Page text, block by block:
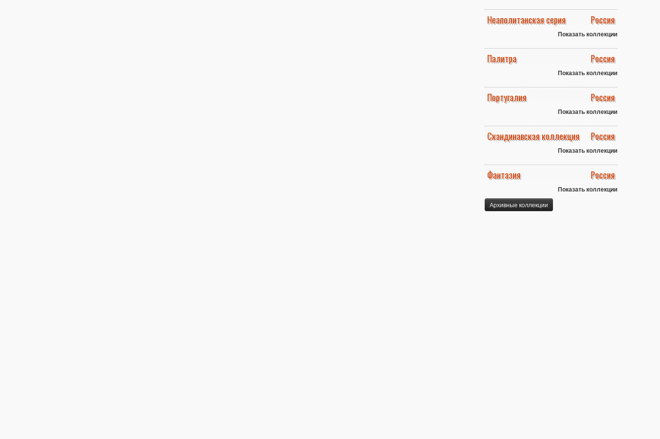
Неаполитанская серия Россия
Показать коллекции
Палитра Россия
Показать коллекции
Португалия Россия
Показать коллекции
Скандинавская коллекция Россия
Показать коллекции
Фантазия Россия
Показать коллекции
Архивные коллекции